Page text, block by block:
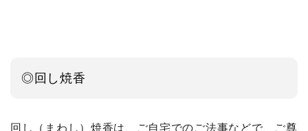
◎回し焼香
回し（まわし）焼香は、ご自宅でのご法事などで、ご尊